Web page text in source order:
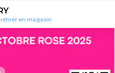
en magasin